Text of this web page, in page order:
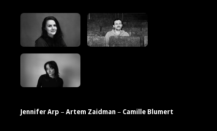
Jennifer Arp – Artem Zaidman – Camille Blumert